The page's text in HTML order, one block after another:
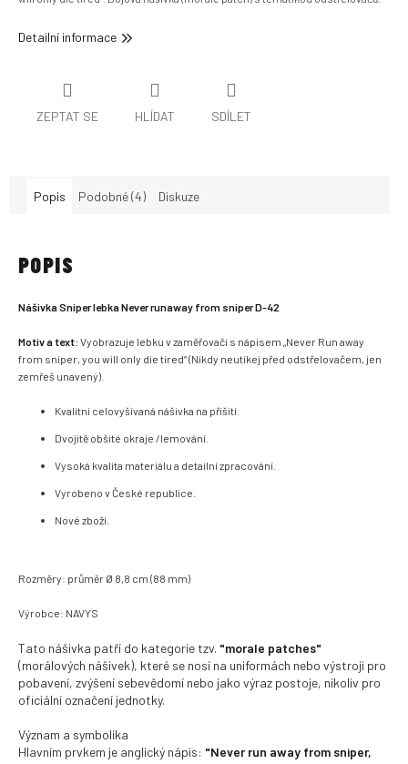
Detailní informace
ZEPTAT SE HLÍDAT SDÍLET
Popis Podobné (4) Diskuze
POPIS
Nášivka Sniper lebka Never runaway from sniper D-42
Motiv a text: Vyobrazuje lebku v zaměřovači s nápisem „Never Run away
from sniper, you will only die tired“ (Nikdy neutíkej před odstřelovačem, jen
zemřeš unavený).
Kvalitní celovyšívaná nášivka na přišití.
Dvojitě obšité okraje /lemování.
Vysoká kvalita materiálu a detailní zpracování.
Vyrobeno v České republice.
Nové zboží.
Rozměry: průměr Ø 8,8 cm (88 mm)
Výrobce: NAVYS
Tato nášivka patří do kategorie tzv. "morale patches"
(morálových nášivek), které se nosí na uniformách nebo výstroji pro
pobavení, zvýšení sebevědomí nebo jako výraz postoje, nikoliv pro
oficiální označení jednotky.
Význam a symbolika
Hlavním prvkem je anglický nápis: "Never run away from sniper,